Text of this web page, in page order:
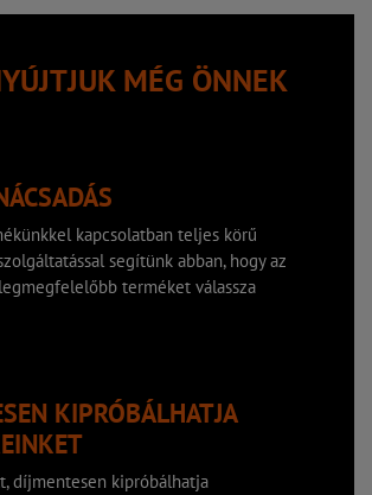
MÉG ÖNNEK
kapcsolatban teljes körű
segítünk abban, hogy az
terméket válassza
KIPRÓBÁLHATJA
díjmentesen kipróbálhatja